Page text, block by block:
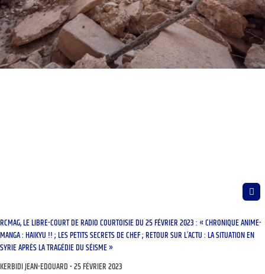
RCMAG, LE LIBRE-COURT DE RADIO COURTOISIE DU 25 FÉVRIER 2023 : « CHRONIQUE ANIME-
MANGA : HAIKYU !! ; LES PETITS SECRETS DE CHEF ; RETOUR SUR L’ACTU : LA SITUATION EN
SYRIE APRÈS LA TRAGÉDIE DU SÉISME »
KERBIDI JEAN-EDOUARD 25 FÉVRIER 2023